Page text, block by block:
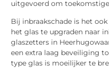
uitgevoerd om
Bij inbraakschade is het
het glas te upgraden naar
glaszetters in
een extra laag beveiliging
type glas is moeilijker te